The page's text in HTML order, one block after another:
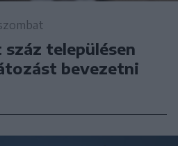
településen
bevezetni